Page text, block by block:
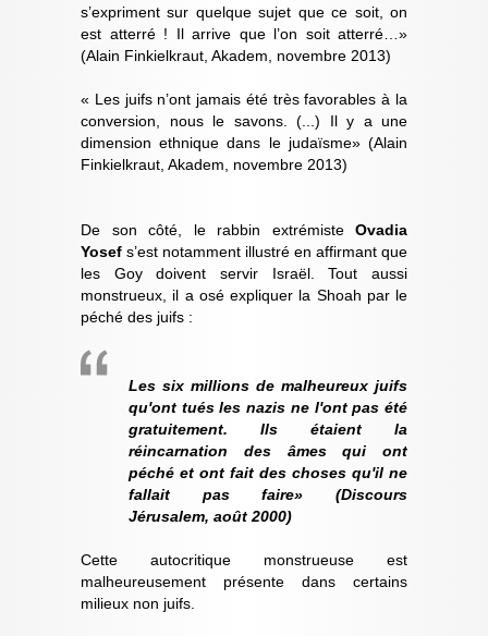
s’expriment sur quelque sujet que ce soit, on
est atterré ! Il arrive que l’on soit atterré…»
(Alain Finkielkraut, Akadem, novembre 2013)
« Les juifs n’ont jamais été très favorables à la
conversion, nous le savons. (...) Il y a une
dimension ethnique dans le judaïsme» (Alain
Finkielkraut, Akadem, novembre 2013)
De son côté, le rabbin extrémiste Ovadia
Yosef s’est notamment illustré en affirmant que
les Goy doivent servir Israël. Tout aussi
monstrueux, il a osé expliquer la Shoah par le
péché des juifs :
Les six millions de malheureux juifs
qu'ont tués les nazis ne l'ont pas été
gratuitement. Ils étaient la
réincarnation des âmes qui ont
péché et ont fait des choses qu'il ne
fallait pas faire» (Discours
Jérusalem, août 2000)
Cette autocritique monstrueuse est
malheureusement présente dans certains
milieux non juifs.